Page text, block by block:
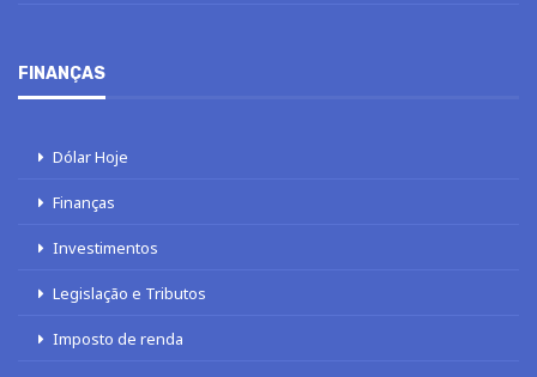
FINANÇAS
Dólar Hoje
Finanças
Investimentos
Legislação e Tributos
Imposto de renda